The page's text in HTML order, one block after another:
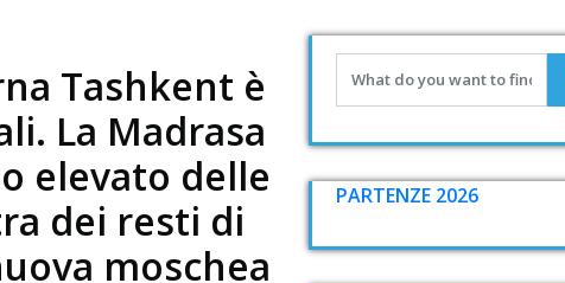
Tashkent è
La Madrasa
elevato delle
dei resti di
moschea
PARTENZE 2026